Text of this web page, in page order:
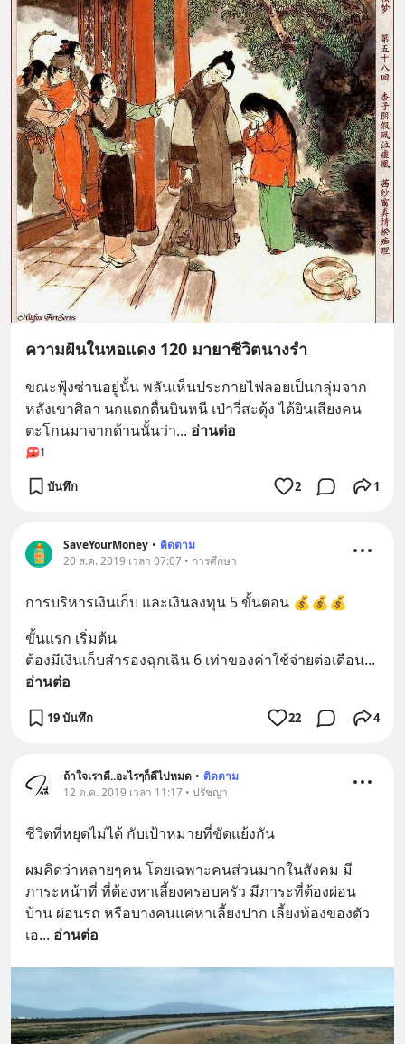
ความฝันในหอแดง 120 มายาชีวิตนางรำ
ขณะฟุ้งซ่านอยู่นั้น พลันเห็นประกายไฟลอยเป็นกลุ่มจาก
หลังเขาศิลา นกแตกตื่นบินหนี เป่าวี่สะดุ้ง ได้ยินเสียงคน
ตะโกนมาจากด้านนั้นว่า... อ่านต่อ
1
บันทึก 2 1
SaveYourMoney • ติดตาม
20 ส.ค. 2019 เวลา 07:07 • การศึกษา
การบริหารเงินเก็บ และเงินลงทุน 5 ขั้นตอน 💰💰💰
ขั้นแรก เริ่มต้น
ต้องมีเงินเก็บสำรองฉุกเฉิน 6 เท่าของค่าใช้จ่ายต่อเดือน
อ่านต่อ
19 บันทึก 22 4
ถ้าใจเราดี..อะไรๆก็ดีไปหมด • ติดตาม
12 ต.ค. 2019 เวลา 11:17 • ปรัชญา
ชีวิตที่หยุดไม่ได้ กับเป้าหมายที่ขัดแย้งกัน
ผมคิดว่าหลายๆคน โดยเฉพาะคนส่วนมากในสังคม มี
ภาระหน้าที่ ที่ต้องหาเลี้ยงครอบครัว มีภาระที่ต้องผ่อน
บ้าน ผ่อนรถ หรือบางคนแค่หาเลี้ยงปาก เลี้ยงท้องของตัว
เอ... อ่านต่อ